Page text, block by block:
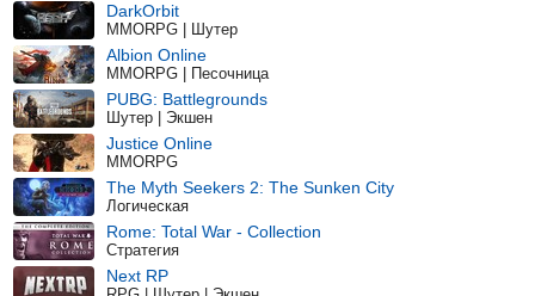
DarkOrbit
MMORPG | Шутер
Albion Online
MMORPG | Песочница
PUBG: Battlegrounds
Шутер | Экшен
Justice Online
MMORPG
The Myth Seekers 2: The Sunken City
Логическая
Rome: Total War - Collection
Стратегия
Next RP